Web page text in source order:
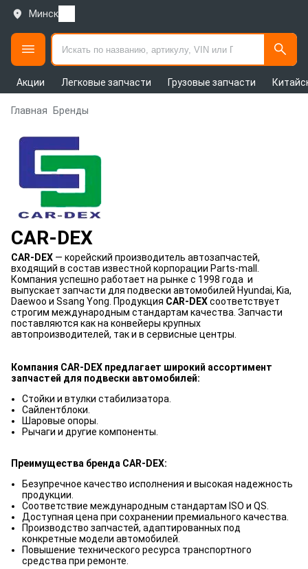
Минск
Акции Легковые запчасти Грузовые запчасти
Главная Бренды
CAR-DEX
CAR-DEX — корейский производитель автозапчастей,
входящий в состав известной корпорации Parts-mall.
Компания успешно работает на рынке с 1998 года и
выпускает запчасти для подвески автомобилей Hyundai, Kia,
Daewoo и Ssang Yong. Продукция CAR-DEXсоответствует
строгим международным стандартам качества. Запчасти
поставляются как на конвейеры крупных
автопроизводителей, так и в сервисные центры.
Компания CAR-DEX предлагает широкий ассортимент
запчастей для подвески автомобилей:
Стойки и втулки стабилизатора.
Сайлентблоки.
Шаровые опоры.
Рычаги и другие компоненты.
Преимущества бренда CAR-DEX:
Безупречное качество исполнения и высокая надежность
продукции.
Соответствие международным стандартам ISO и QS.
Доступная цена при сохранении премиального качества.
Производство запчастей, адаптированных под
конкретные модели автомобилей.
Повышение технического ресурса транспортного
средства при ремонте.